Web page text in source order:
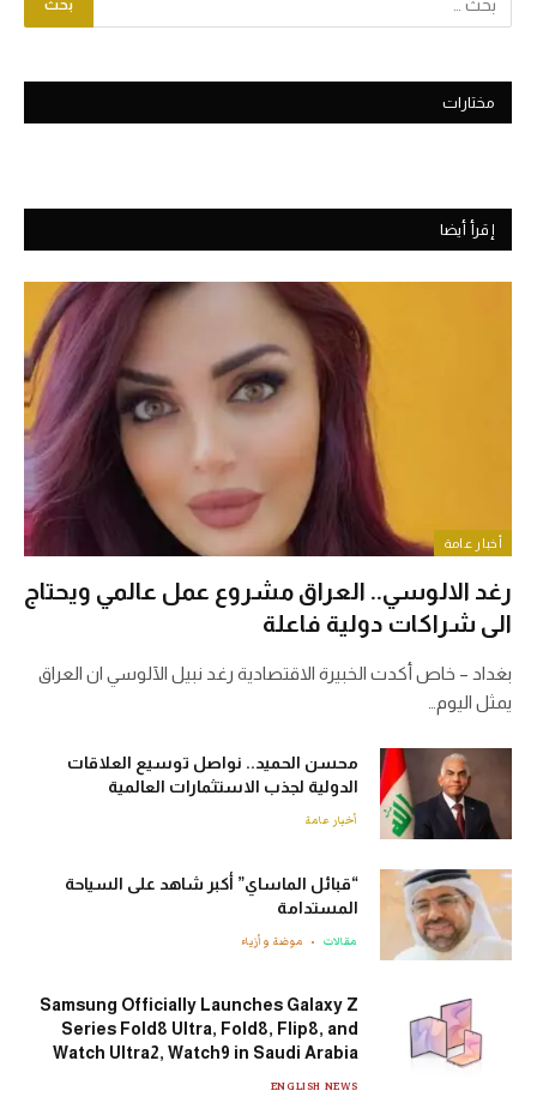
مختارات
إقرأ أيضا
أخبار عامة
رغد الالوسي.. العراق مشروع عمل عالمي ويحتاج
الى شراكات دولية فاعلة
بغداد – خاص أكدت الخبيرة الاقتصادية رغد نبيل الآلوسي ان العراق
يمثل اليوم…
محسن الحميد.. نواصل توسيع العلاقات
الدولية لجذب الاستثمارات العالمية
أخبار عامة
“قبائل الماساي” أكبر شاهد على السياحة
المستدامة
مقالات موضة وأزياء
Samsung Officially Launches Galaxy Z
Series Fold8 Ultra, Fold8, Flip8, and
Watch Ultra2, Watch9 in Saudi Arabia
ENGLISH NEWS